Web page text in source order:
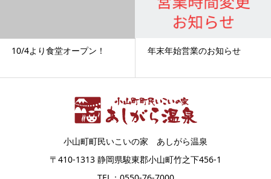
10/4より食堂オープン！ 年末年始営業のお知らせ
小山町町民いこいの家 あしがら温泉
〒410-1313 静岡県駿東郡小山町竹之下456-1